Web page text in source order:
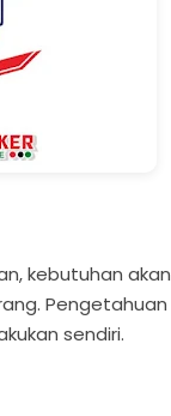
kebutuhan
sendiri.